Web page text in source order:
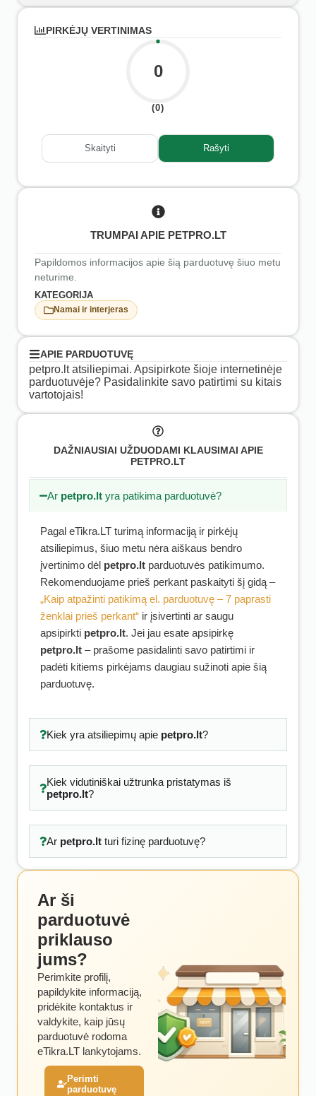
PIRKĖJŲ VERTINIMAS
0
(0)
Skaityti Rašyti
TRUMPAI APIE PETPRO.LT
Papildomos informacijos apie šią parduotuvę šiuo metu
neturime.
KATEGORIJA
Namai ir interjeras
APIE PARDUOTUVĘ
petpro.lt atsiliepimai. Apsipirkote šioje internetinėje
parduotuvėje? Pasidalinkite savo patirtimi su kitais
vartotojais!
DAŽNIAUSIAI UŽDUODAMI KLAUSIMAI APIE
PETPRO.LT
Ar petpro.lt yra patikima parduotuvė?
Pagal eTikra.LT turimą informaciją ir pirkėjų
atsiliepimus, šiuo metu nėra aiškaus bendro
įvertinimo dėl petpro.lt parduotuvės patikimumo.
Rekomenduojame prieš perkant paskaityti šį gidą –
„Kaip atpažinti patikimą el. parduotuvę – 7 paprasti
ženklai prieš perkant“ ir įsivertinti ar saugu
apsipirkti petpro.lt. Jei jau esate apsipirkę
petpro.lt – prašome pasidalinti savo patirtimi ir
padėti kitiems pirkėjams daugiau sužinoti apie šią
parduotuvę.
Kiek yra atsiliepimų apie petpro.lt?
Kiek vidutiniškai užtrunka pristatymas iš
petpro.lt?
Ar petpro.ltturi fizinę parduotuvę?
Ar ši
parduotuvė
priklauso
jums?
Perimkite profilį,
papildykite informaciją,
pridėkite kontaktus ir
valdykite, kaip jūsų
parduotuvė rodoma
eTikra.LT lankytojams.
Perimti
parduotuvę